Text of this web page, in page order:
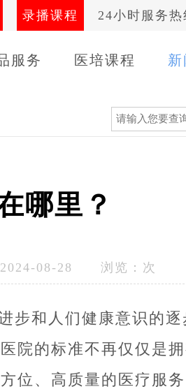
录播课程 24小时服务热
服务 医培课程
哪里？
08-28 浏览： 次
步和人们健康意识的逐
院的标准不再仅仅是
位、高质量的医疗服务